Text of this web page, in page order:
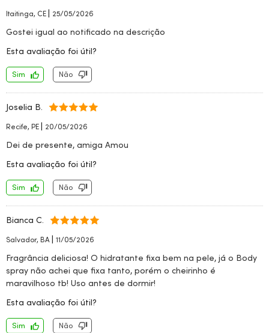
Itaitinga, CE | 25/05/2026
Gostei igual ao notificado na descrição
Esta avaliação foi útil?
Sim Não
Joselia B.
Recife, PE | 20/05/2026
Dei de presente, amiga Amou
Esta avaliação foi útil?
Sim Não
Bianca C.
Salvador, BA | 11/05/2026
Fragrância deliciosa! O hidratante fixa bem na pele, já o Body
spray não achei que fixa tanto, porém o cheirinho é
maravilhoso tb! Uso antes de dormir!
Esta avaliação foi útil?
Sim Não